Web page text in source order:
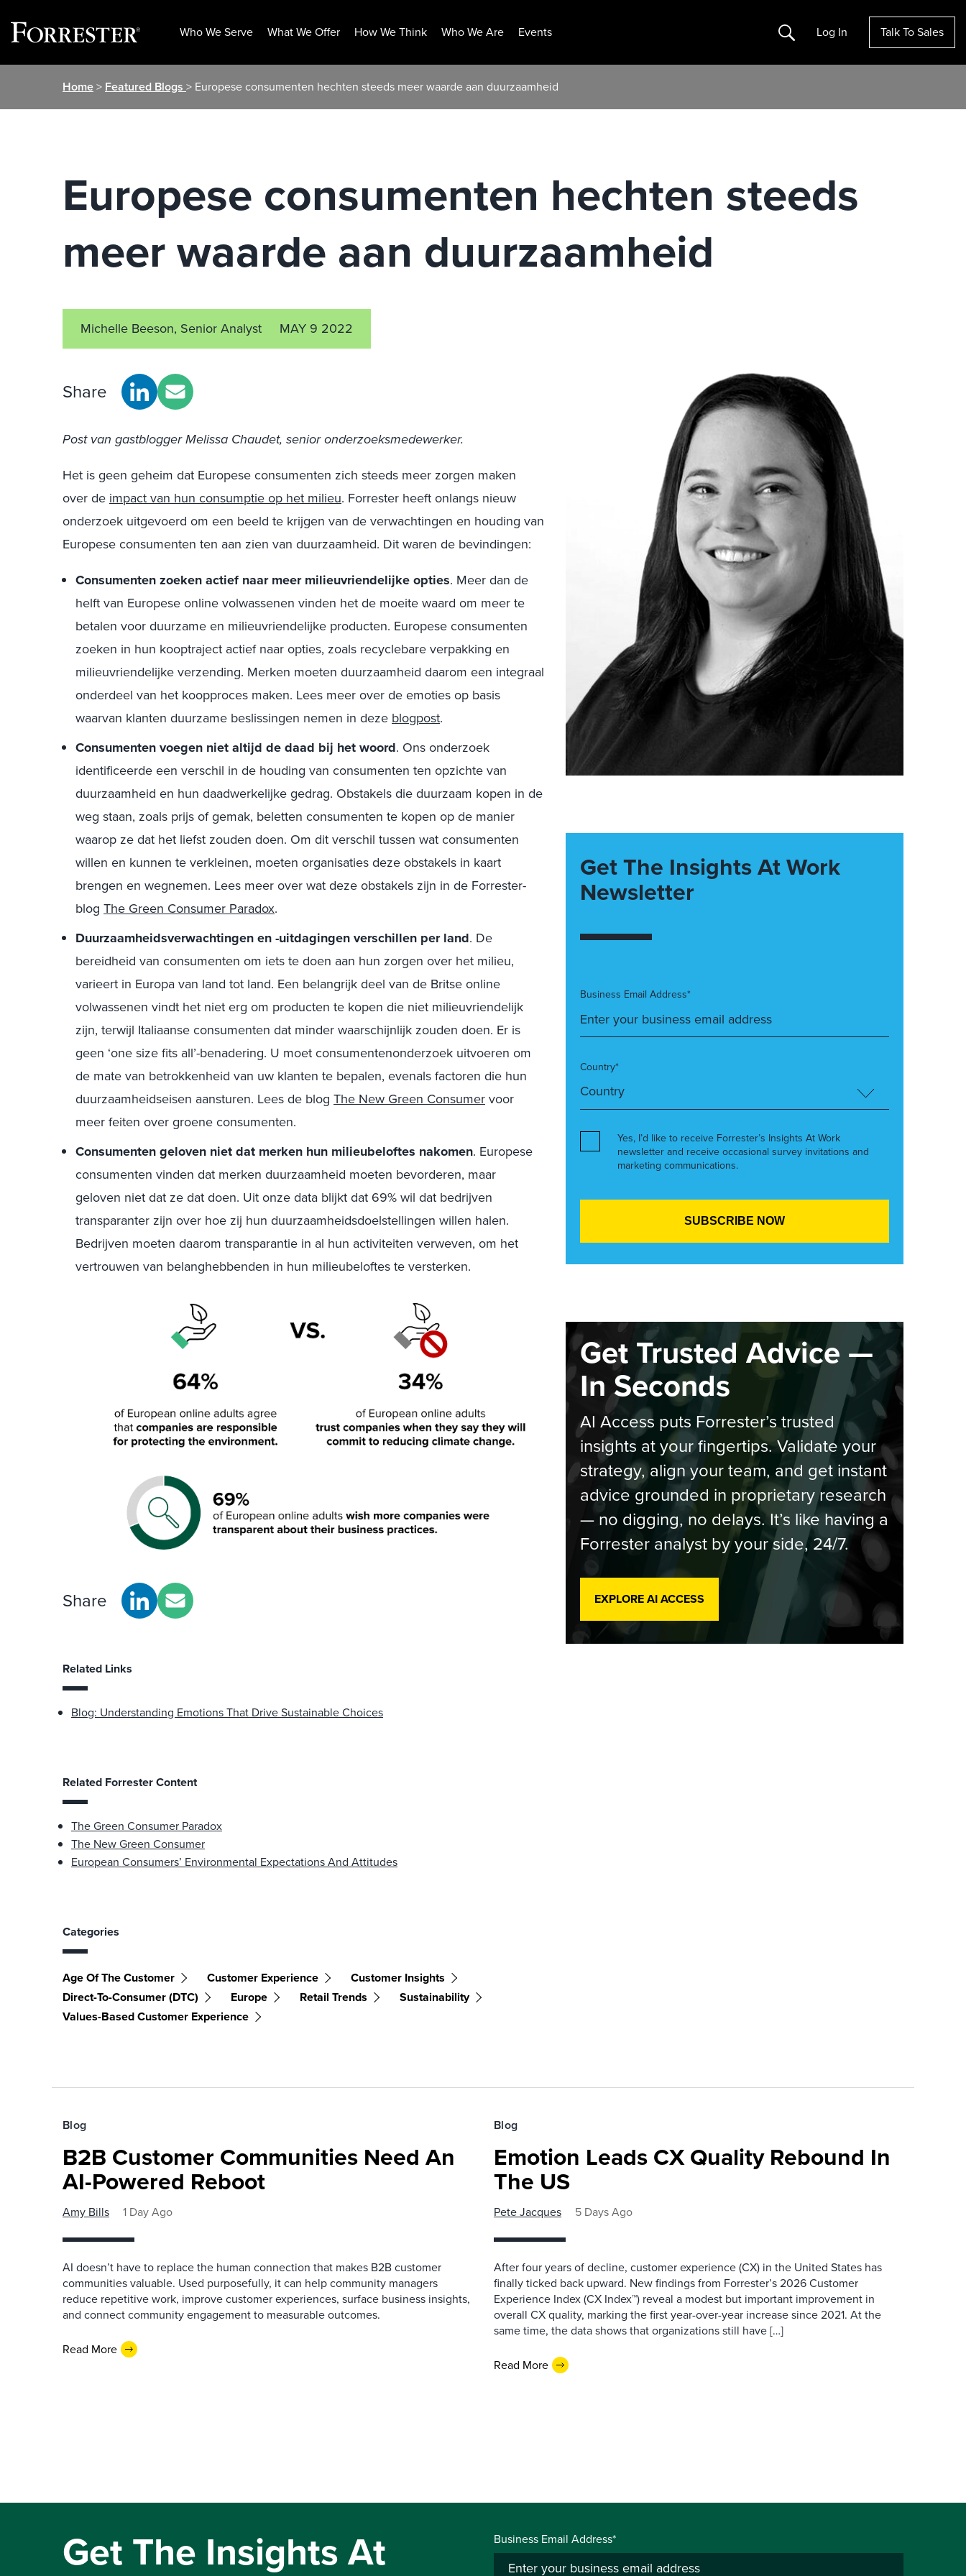
Who We Serve What We Offer How We Think Who We Are Events Search Log In Talk To Sales
Home> Featured Blogs > Europese consumenten hechten steeds meer waarde aan duurzaamheid
Europese consumenten hechten steeds
meer waarde aan duurzaamheid
Michelle Beeson, Senior Analyst MAY 9 2022
Share
Post van gastblogger Melissa Chaudet, senior onderzoeksmedewerker.
Het is geen geheim dat Europese consumenten zich steeds meer zorgen maken
over de impact van hun consumptieop het milieu. Forrester heeft onlangs nieuw
onderzoek uitgevoerd om een beeld te krijgen van de verwachtingen en houding van
Europese consumenten ten aan zien van duurzaamheid. Dit waren de bevindingen:
Consumenten zoeken actief naar meer milieuvriendelijke opties. Meer dan de
helft van Europese online volwassenen vinden het de moeite waard om meer te
betalen voor duurzame en milieuvriendelijke producten. Europese consumenten
zoeken in hun kooptraject actief naar opties, zoals recyclebare verpakking en
milieuvriendelijke verzending. Merken moeten duurzaamheid daarom een integraal
onderdeel van het koopproces maken. Lees meer over de emoties op basis
waarvan klanten duurzame beslissingen nemen in deze blogpost.
Consumenten voegen niet altijd de daad bij het woord. Ons onderzoek
identificeerde een verschil in de houding van consumenten ten opzichte van
duurzaamheid en hun daadwerkelijke gedrag. Obstakels die duurzaam kopen in de
weg staan, zoals prijs of gemak, beletten consumenten te kopen op de manier
waarop ze dat het liefst zouden doen. Om dit verschil tussen wat consumenten
willen en kunnen te verkleinen, moeten organisaties deze obstakels in kaart
brengen en wegnemen. Lees meer over wat deze obstakels zijn in de Forrester-
blog The Green Consumer Paradox.
Duurzaamheidsverwachtingen en -uitdagingen verschillen per land. De
bereidheid van consumenten om iets te doen aan hun zorgen over het milieu,
varieert in Europa van land tot land. Een belangrijk deel van de Britse online
volwassenen vindt het niet erg om producten te kopen die niet milieuvriendelijk
zijn, terwijl Italiaanse consumenten dat minder waarschijnlijk zouden doen. Er is
geen ‘one size fits all’-benadering. U moet consumentenonderzoek uitvoeren om
de mate van betrokkenheid van uw klanten te bepalen, evenals factoren die hun
duurzaamheidseisen aansturen. Lees de blog The New Green Consumervoor
meer feiten over groene consumenten.
Consumenten geloven niet dat merken hun milieubeloftes nakomen. Europese
consumenten vinden dat merken duurzaamheid moeten bevorderen, maar
geloven niet dat ze dat doen. Uit onze data blijkt dat 69% wil dat bedrijven
transparanter zijn over hoe zij hun duurzaamheidsdoelstellingen willen halen.
Bedrijven moeten daarom transparantie in al hun activiteiten verweven, om het
vertrouwen van belanghebbenden in hun milieubeloftes te versterken.
Share
Related Links
Blog: Understanding Emotions That Drive Sustainable Choices
Related Forrester Content
The Green Consumer Paradox
The New Green Consumer
European Consumers’ Environmental Expectations And Attitudes
Categories
Age Of The Customer Customer Experience
Customer Insights
Direct-To-Consumer (DTC)
Europe Retail Trends
Sustainability
Values-Based Customer Experience
Get The Insights At Work
Newsletter
Business Email Address*
Country*
Yes, I’d like to receive Forrester’s Insights At Work
newsletter and receive occasional survey invitations and
marketing communications.
Get Trusted Advice —
In Seconds
AI Access puts Forrester’s trusted
insights at your fingertips. Validate your
strategy, align your team, and get instant
advice grounded in proprietary research
— no digging, no delays. It’s like having a
Forrester analyst by your side, 24/7.
EXPLORE AI ACCESS
Blog
B2B Customer Communities Need An
AI-Powered Reboot
Amy Bills 1 Day Ago
AI doesn’t have to replace the human connection that makes B2B customer
communities valuable. Used purposefully, it can help community managers
reduce repetitive work, improve customer experiences, surface business insights,
and connect community engagement to measurable outcomes.
Read More
Blog
Emotion Leads CX Quality Rebound In
The US
Pete Jacques 5 Days Ago
After four years of decline, customer experience (CX) in the United States has
finally ticked back upward. New findings from Forrester’s 2026 Customer
Experience Index (CX Index™) reveal a modest but important improvement in
overall CX quality, marking the first year-over-year increase since 2021. At the
same time, the data shows that organizations still have […]
Read More
Get The Insights At Business Email Address*